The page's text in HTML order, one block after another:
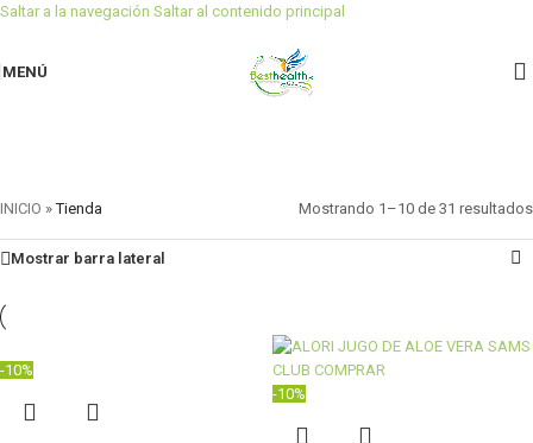
Saltar a la navegación Saltar al contenido principal
MENÚ
INICIO »Tienda Mostrando 1–10 de 31 resultados
Mostrar barra lateral
-10%
-10%